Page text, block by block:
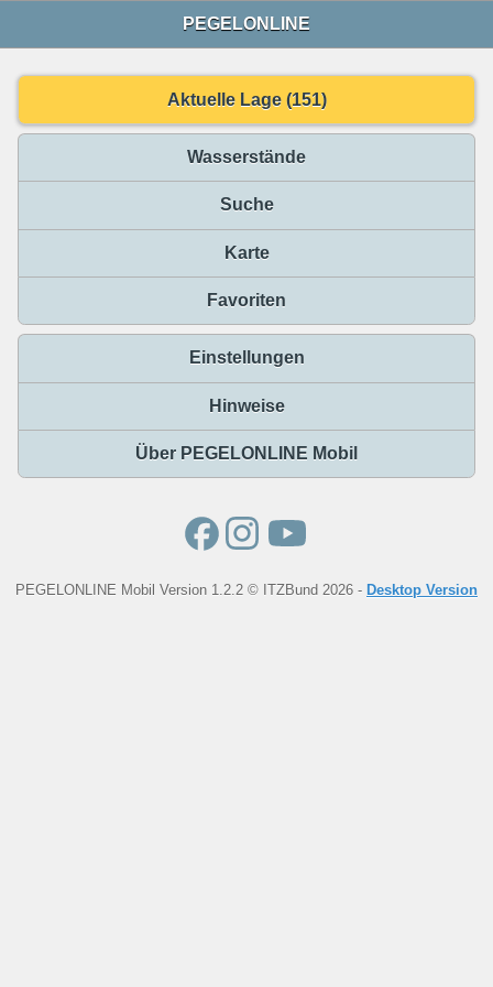
PEGELONLINE
Aktuelle Lage (151)
Wasserstände
Suche
Karte
Favoriten
Einstellungen
Hinweise
Über PEGELONLINE Mobil
PEGELONLINE Mobil Version 1.2.2 © ITZBund 2026 - Desktop Version